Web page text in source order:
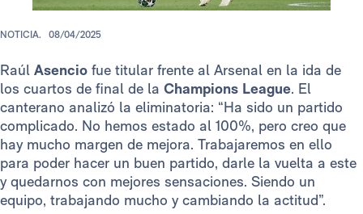
NOTICIA. 08/04/2025
Raúl Asencio fue titular frente al Arsenal en la ida de
los cuartos de final de la Champions League. El
canterano analizó la eliminatoria: “Ha sido un partido
complicado. No hemos estado al 100%, pero creo que
hay mucho margen de mejora. Trabajaremos en ello
para poder hacer un buen partido, darle la vuelta a este
y quedarnos con mejores sensaciones. Siendo un
equipo, trabajando mucho y cambiando la actitud”.